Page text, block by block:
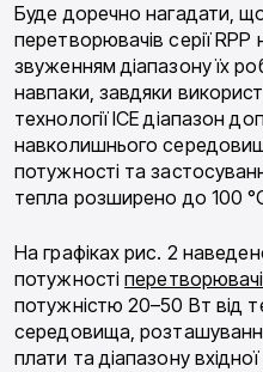
Буде доречно нагадати,
перетворювачів серії
звуженням діапазону їх
навпаки, завдяки
технології ICE діапазон
навколишнього
потужності та
тепла розширено до 100
На графіках рис. 2
потужності
потужністю 20–50 Вт від
середовища,
плати та діапазону